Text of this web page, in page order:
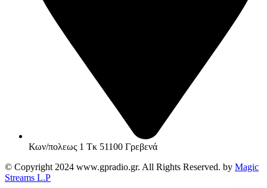
Κων/πολεως 1 Τκ 51100 Γρεβενά
© Copyright 2024 www.gpradio.gr. All Rights Reserved. by Magic
Streams L.P